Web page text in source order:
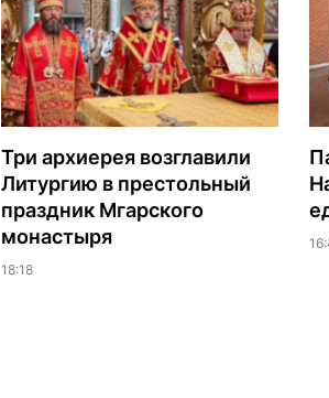
Три архиерея возглавили
Литургию в престольный
праздник Мгарского
монастыря
18:18